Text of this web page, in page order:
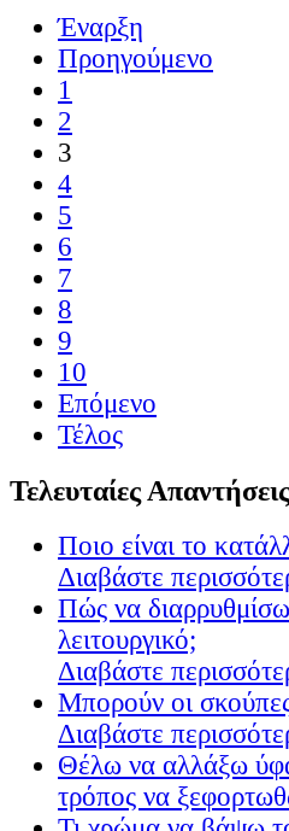
Έναρξη
Προηγούμενο
1
2
3
4
5
6
7
8
9
10
Επόμενο
Τέλος
Τελευταίες Απαντήσεις
Ποιο είναι το
Διαβάστε
Πώς να διαρρυθμίσω
λειτουργικό;
Διαβάστε
Μπορούν οι
Διαβάστε
Θέλω να αλλάξω
τρόπος να